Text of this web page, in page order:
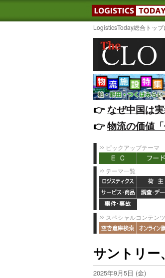
LogisticsToday総合トップ
👉️なぜ中国は
👉️物流の価値
ピックアップテーマ
テーマ一覧
スペシャルコンテン
サントリー
2025年9月5日 (金)